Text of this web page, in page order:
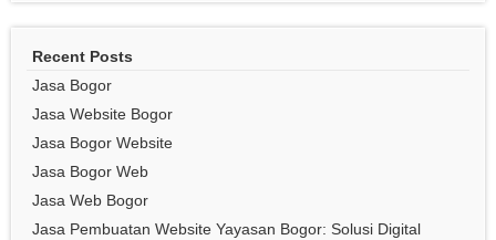
Recent Posts
Jasa Bogor
Jasa Website Bogor
Jasa Bogor Website
Jasa Bogor Web
Jasa Web Bogor
Jasa Pembuatan Website Yayasan Bogor: Solusi Digital